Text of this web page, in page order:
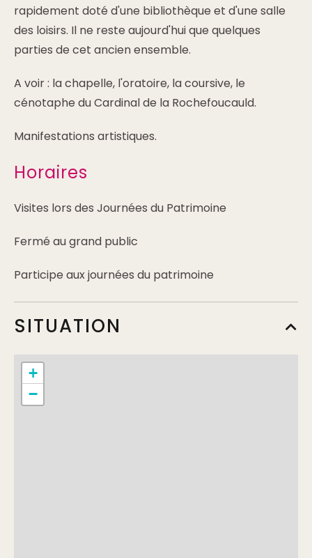
rapidement doté d'une bibliothèque et d'une salle
des loisirs. Il ne reste aujourd'hui que quelques
parties de cet ancien ensemble.
A voir : la chapelle, l'oratoire, la coursive, le
cénotaphe du Cardinal de la Rochefoucauld.
Manifestations artistiques.
Horaires
Visites lors des Journées du Patrimoine
Fermé au grand public
Participe aux journées du patrimoine
SITUATION
+
−